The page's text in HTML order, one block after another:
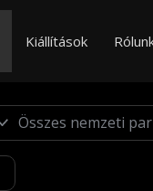
Kiállítások